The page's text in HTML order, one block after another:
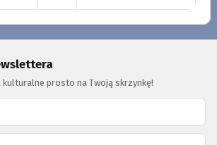
kulturalne prosto na Twoją skrzynkę!